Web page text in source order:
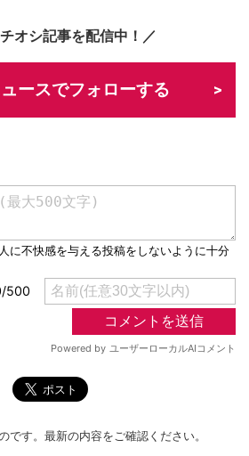
オシ記事を配信中！／
ースでフォローする
です。最新の内容をご確認ください。